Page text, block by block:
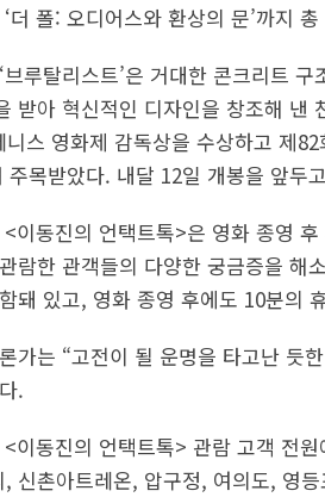
더 폴: 오디어스와 환상의 문’까지
브루탈리스트’은 거대한 콘크리트
받아 혁신적인 디자인을 창조해 낸
스 영화제 감독상을 수상하고 제
주목받았다. 내달 12일 개봉을 앞두
<이동진의 언택트톡>은 영화 종영
람한 관객들의 다양한 궁금증을 해
돼 있고, 영화 종영 후에도 10분의
가는 “고전이 될 운명을 타고난 듯
.
<이동진의 언택트톡> 관람 고객 전
신촌아트레온, 압구정, 여의도, 영